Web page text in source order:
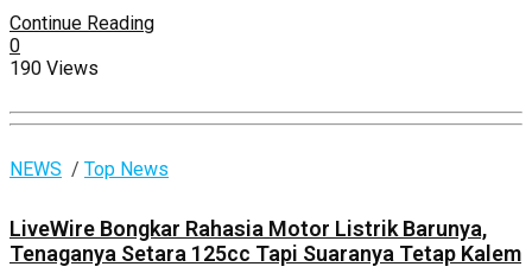
Continue Reading
0
190 Views
NEWS / Top News
LiveWire Bongkar Rahasia Motor Listrik Barunya,
Tenaganya Setara 125cc Tapi Suaranya Tetap Kalem